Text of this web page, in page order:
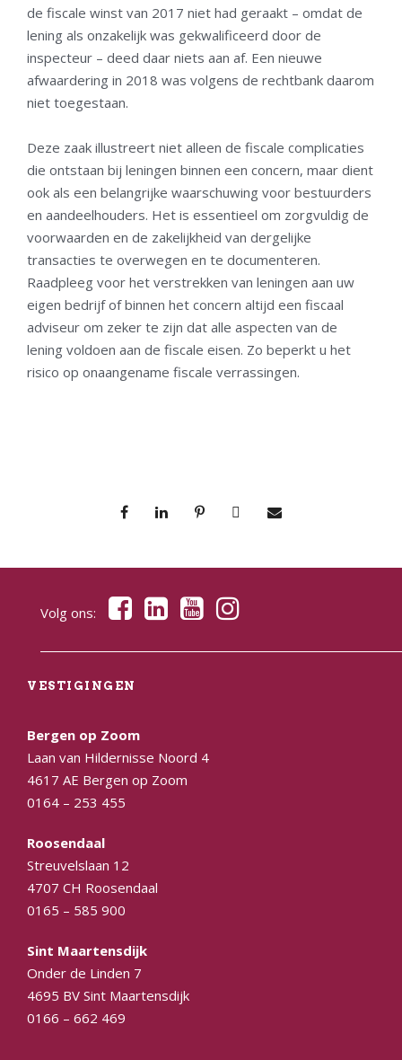
de fiscale winst van 2017 niet had geraakt – omdat de
lening als onzakelijk was gekwalificeerd door de
inspecteur – deed daar niets aan af. Een nieuwe
afwaardering in 2018 was volgens de rechtbank daarom
niet toegestaan.
Deze zaak illustreert niet alleen de fiscale complicaties
die ontstaan bij leningen binnen een concern, maar dient
ook als een belangrijke waarschuwing voor bestuurders
en aandeelhouders. Het is essentieel om zorgvuldig de
voorwaarden en de zakelijkheid van dergelijke
transacties te overwegen en te documenteren.
Raadpleeg voor het verstrekken van leningen aan uw
eigen bedrijf of binnen het concern altijd een fiscaal
adviseur om zeker te zijn dat alle aspecten van de
lening voldoen aan de fiscale eisen. Zo beperkt u het
risico op onaangename fiscale verrassingen.
Volg ons:
VESTIGINGEN
Bergen op Zoom
Laan van Hildernisse Noord 4
4617 AE Bergen op Zoom
0164 – 253 455
Roosendaal
Streuvelslaan 12
4707 CH Roosendaal
0165 – 585 900
Sint Maartensdijk
Onder de Linden 7
4695 BV Sint Maartensdijk
0166 – 662 469